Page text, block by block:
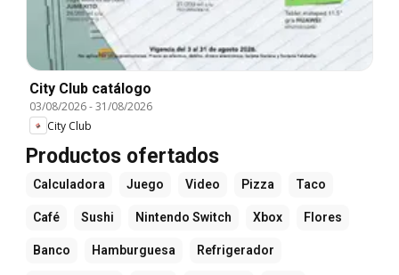
City Club catálogo
03/08/2026-31/08/2026
City Club
Productos ofertados
Calculadora Juego Video Pizza Taco
Café Sushi Nintendo Switch Xbox Flores
Banco Hamburguesa Refrigerador